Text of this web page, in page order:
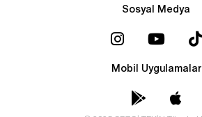
Sosyal Medya
Mobil Uygulamalar